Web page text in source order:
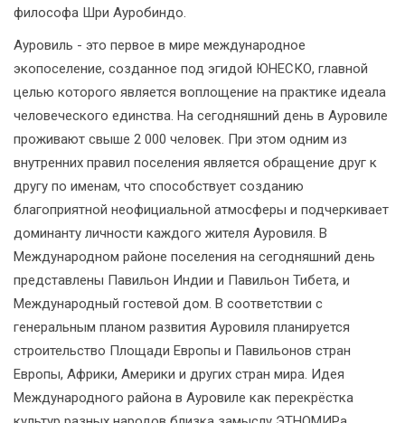
философа Шри Ауробиндо.
Ауровиль - это первое в мире международное
экопоселение, созданное под эгидой ЮНЕСКО, главной
целью которого является воплощение на практике идеала
человеческого единства. На сегодняшний день в Ауровиле
проживают свыше 2 000 человек. При этом одним из
внутренних правил поселения является обращение друг к
другу по именам, что способствует созданию
благоприятной неофициальной атмосферы и подчеркивает
доминанту личности каждого жителя Ауровиля. В
Международном районе поселения на сегодняшний день
представлены Павильон Индии и Павильон Тибета, и
Международный гостевой дом. В соответствии с
генеральным планом развития Ауровиля планируется
строительство Площади Европы и Павильонов стран
Европы, Африки, Америки и других стран мира. Идея
Международного района в Ауровиле как перекрёстка